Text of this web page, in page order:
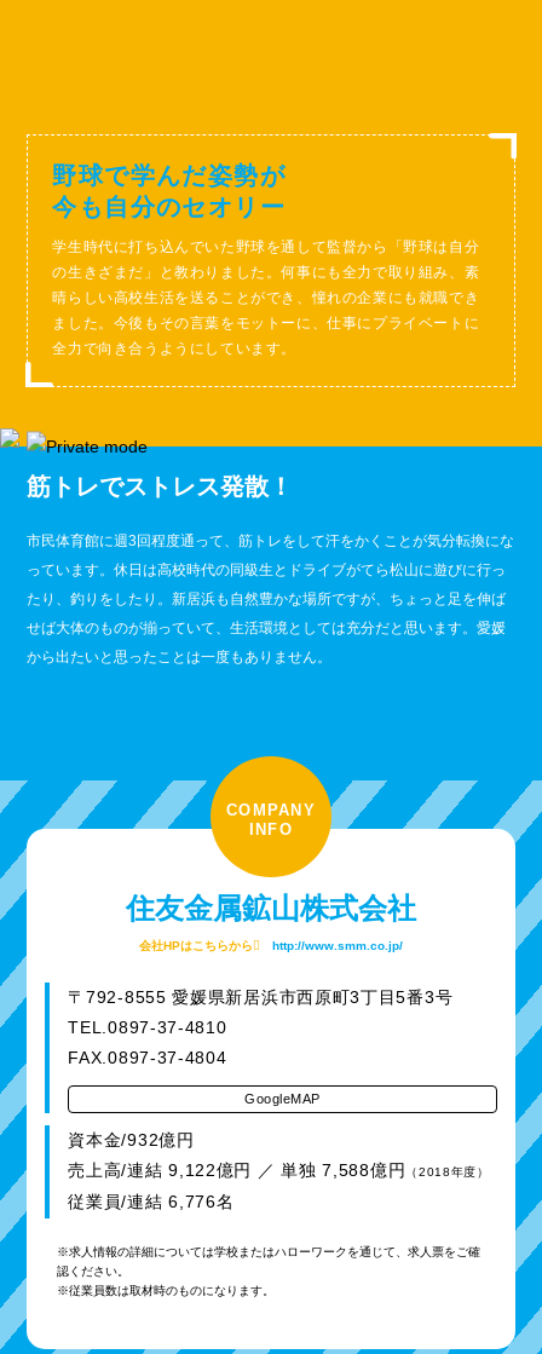
野球で学んだ姿勢が
今も自分のセオリー
学生時代に打ち込んでいた野球を通して監督から「野球は自分
の生きざまだ」と教わりました。何事にも全力で取り組み、素
晴らしい高校生活を送ることができ、憧れの企業にも就職でき
ました。今後もその言葉をモットーに、仕事にプライベートに
全力で向き合うようにしています。
筋トレでストレス発散！
市民体育館に週3回程度通って、筋トレをして汗をかくことが気分転換にな
っています。休日は高校時代の同級生とドライブがてら松山に遊びに行っ
たり、釣りをしたり。新居浜も自然豊かな場所ですが、ちょっと足を伸ば
せば大体のものが揃っていて、生活環境としては充分だと思います。愛媛
から出たいと思ったことは一度もありません。
COMPANY
INFO
住友金属鉱山株式会社
会社HPはこちらから http://www.smm.co.jp/
〒792-8555 愛媛県新居浜市西原町3丁目5番3号
TEL.0897-37-4810
FAX.0897-37-4804
GoogleMAP
資本金/932億円
売上高/連結 9,122億円 ／ 単独 7,588億円
（2018年度）
従業員/連結 6,776名
※求人情報の詳細については学校またはハローワークを通じて、求人票をご確
認ください。
※従業員数は取材時のものになります。